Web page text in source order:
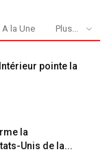
A la Une Plus...
pointe la
la
Unis de la...